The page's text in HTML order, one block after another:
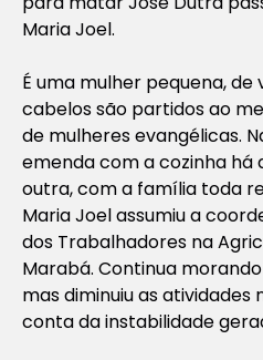
Maria Joel.
É uma mulher pequena, de
cabelos são partidos ao
de mulheres evangélicas.
emenda com a cozinha há
outra, com a família toda
Maria Joel assumiu a
dos Trabalhadores na
Marabá. Continua
mas diminuiu as
conta da instabilidade